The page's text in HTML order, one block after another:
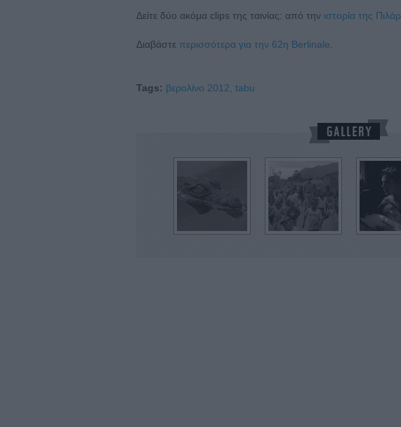
Δείτε δύο ακόμα clips της ταινίας: από την ιστορία της Πιλάρ
Διαβάστε περισσότερα για την 62η Berlinale
Tags: βερολίνο 2012, tabu